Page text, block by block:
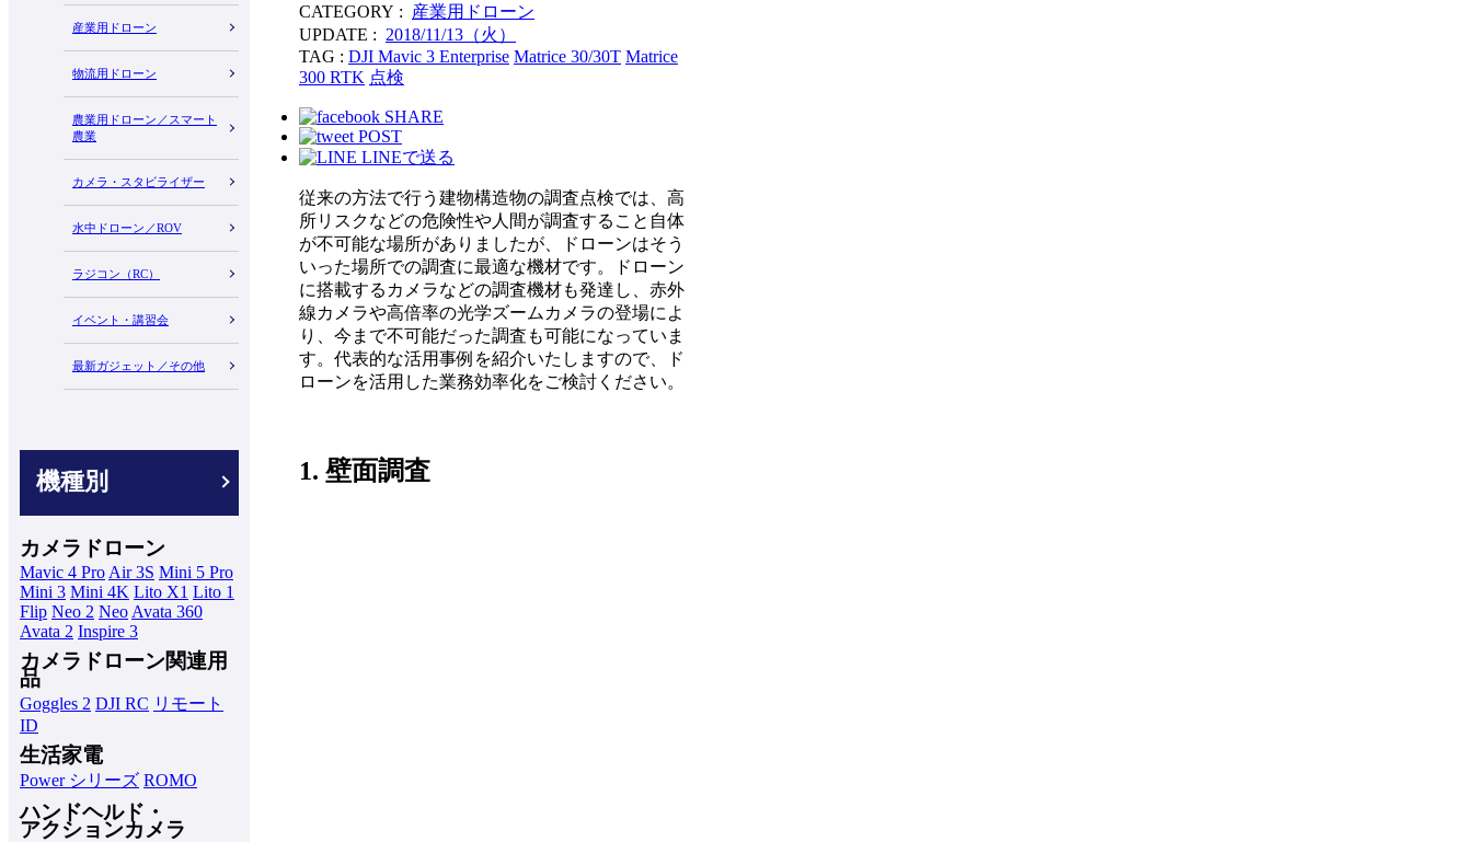
産業用ドローン
物流用ドローン
農業用ドローン／スマート
農業
カメラ・スタビライザー
水中ドローン／ROV
ラジコン（RC）
イベント・講習会
最新ガジェット／その他
機種別
カメラドローン
Mavic 4 Pro Air 3S Mini 5 Pro
Mini 3 Mini 4K Lito X1 Lito 1
Flip Neo 2 Neo Avata 360
Avata 2 Inspire 3
カメラドローン関連用
品
Goggles 2 DJI RC リモート
ID
生活家電
Power シリーズ ROMO
ハンドヘルド・
アクションカメラ
CATEGORY : 産業用ドローン
UPDATE : 2018/11/13（火）
TAG : DJI Mavic 3 Enterprise Matrice 30/30T Matrice
300 RTK 点検
SHARE
POST
LINEで送る
従来の方法で行う建物構造物の調査点検では、高
所リスクなどの危険性や人間が調査すること自体
が不可能な場所がありましたが、ドローンはそう
いった場所での調査に最適な機材です。ドローン
に搭載するカメラなどの調査機材も発達し、赤外
線カメラや高倍率の光学ズームカメラの登場によ
り、今まで不可能だった調査も可能になっていま
す。代表的な活用事例を紹介いたしますので、ド
ローンを活用した業務効率化をご検討ください。
1. 壁面調査